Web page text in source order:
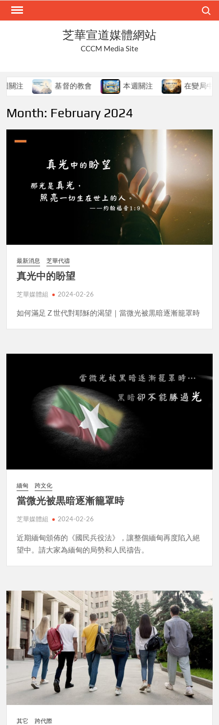
Skip
芝華宣道媒體網站
CCCM Media Site
基督的教會 本週關注 在變局中持守真道
Month: February 2024
最新消息 芝華代禱
真光中的盼望
芝華媒體組 2024-02-26
如何滿足 Z 世代對耶穌的渴望｜當微光被黒暗逐漸籠罩時
緬甸 跨文化
當微光被黒暗逐漸籠罩時
芝華媒體組 2024-02-26
近期緬甸頒佈的《國民兵役法》，讓整個緬甸再度陷入絕
望中。請大家為緬甸的局勢和人民禱告。
其它 跨代際